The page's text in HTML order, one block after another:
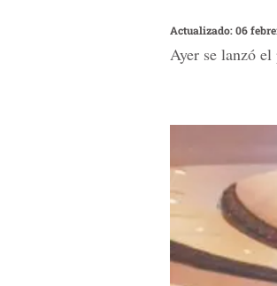
Actualizado: 06
Ayer se lanzó